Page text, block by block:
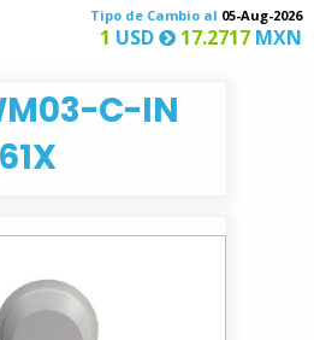
Tipo de Cambio al 05-Aug-2026
1 USD 17.2717 MXN
C-IN